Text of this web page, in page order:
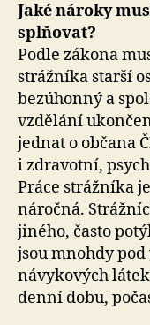
Jaké nároky
splňovat?
Podle zákona
strážníka starší
bezúhonný a
vzdělání
jednat o občana
i zdravotní,
Práce strážníka
náročná.
jiného, často
jsou mnohdy
návykových
denní dobu,